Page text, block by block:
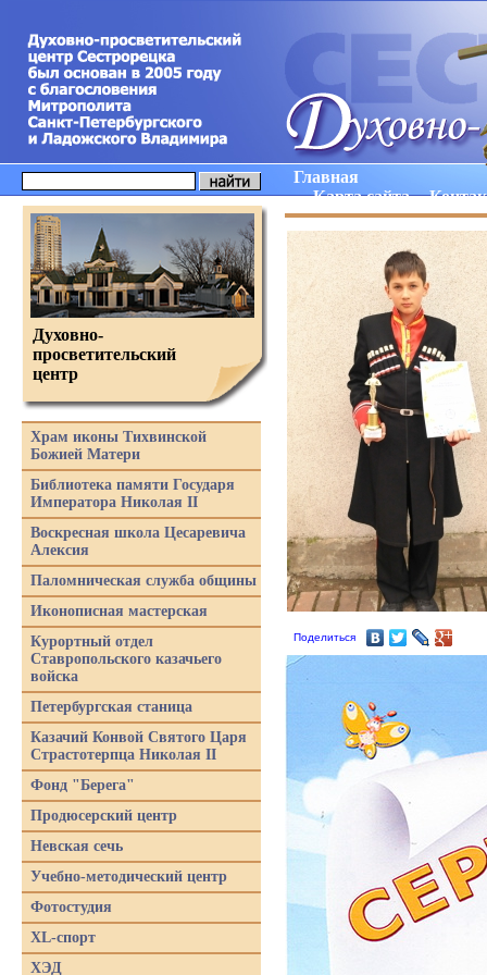
Главная
Карта сайта
Поделиться
Духовно-
просветительский
центр
Храм иконы Тихвинской
Божией Матери
Библиотека памяти Государя
Императора Николая II
Воскресная школа Цесаревича
Алексия
Паломническая служба общины
Иконописная мастерская
Курортный отдел
Ставропольского казачьего
войска
Петербургская станица
Казачий Конвой Святого Царя
Страстотерпца Николая II
Фонд "Берега"
Продюсерский центр
Невская сечь
Учебно-методический центр
Фотостудия
XL-спорт
ХЭД